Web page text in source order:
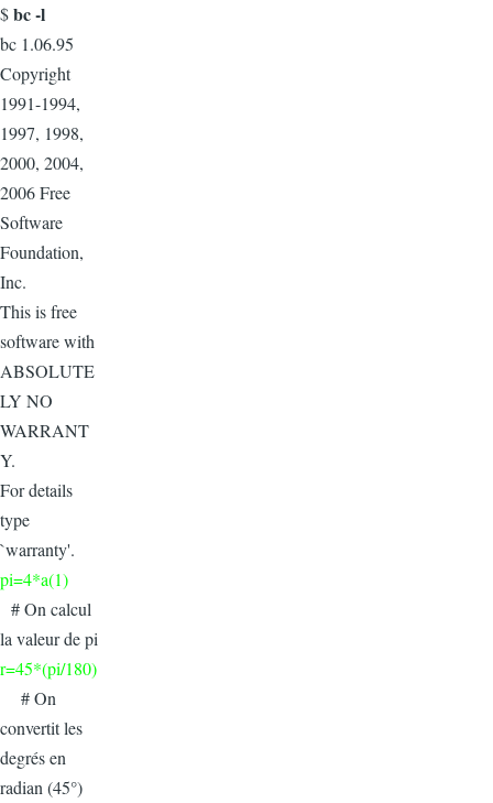
$bc -l
bc 1.06.95
Copyright
1991-1994,
1997, 1998,
2000, 2004,
2006 Free
Software
Foundation,
Inc.
This is free
software with
ABSOLUTE
LY NO
WARRANT
Y.
For details
type
`warranty'.
pi=4*a(1)
# On calcul
la valeur de pi
r=45*(pi/180)
# On
convertit les
degrés en
radian (45°)